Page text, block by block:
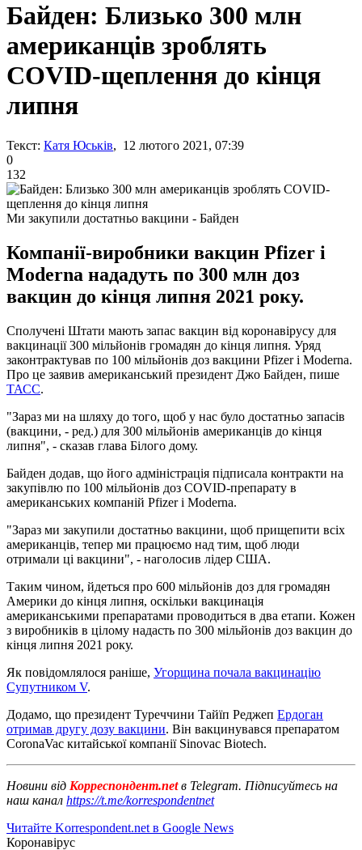
Байден: Близько 300 млн
американців зроблять
COVID-щеплення до кінця
липня
Текст: Катя Юськів, 12 лютого 2021, 07:39
0
132
Ми закупили достатньо вакцини - Байден
Компанії-виробники вакцин Pfizer і
Moderna нададуть по 300 млн доз
вакцин до кінця липня 2021 року.
Сполучені Штати мають запас вакцин від коронавірусу для
вакцинації 300 мільйонів громадян до кінця липня. Уряд
законтрактував по 100 мільйонів доз вакцини Pfizer і Moderna.
Про це заявив американський президент Джо Байден, пише
ТАСС.
"Зараз ми на шляху до того, щоб у нас було достатньо запасів
(вакцини, - ред.) для 300 мільйонів американців до кінця
липня", - сказав глава Білого дому.
Байден додав, що його адміністрація підписала контракти на
закупівлю по 100 мільйонів доз COVID-препарату в
американських компаній Pfizer і Moderna.
"Зараз ми закупили достатньо вакцини, щоб прищепити всіх
американців, тепер ми працюємо над тим, щоб люди
отримали ці вакцини", - наголосив лідер США.
Таким чином, йдеться про 600 мільйонів доз для громадян
Америки до кінця липня, оскільки вакцинація
американськими препаратами проводиться в два етапи. Кожен
з виробників в цілому надасть по 300 мільйонів доз вакцин до
кінця липня 2021 року.
Як повідомлялося раніше, Угорщина почала вакцинацію
Супутником V.
Додамо, що президент Туреччини Тайїп Реджеп Ердоган
отримав другу дозу вакцини. Він вакцинувався препаратом
CoronaVac китайської компанії Sinovac Biotech.
Новини від Корреспондент.netв Telegram. Підписуйтесь на
наш канал https://t.me/korrespondentnet
Читайте Korrespondent.net в Google News
Коронавірус